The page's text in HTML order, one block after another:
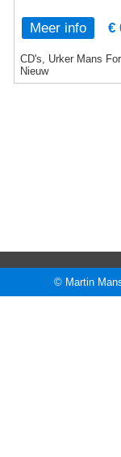
Meer info €
CD's, Urker Mans
Nieuw
© Martin